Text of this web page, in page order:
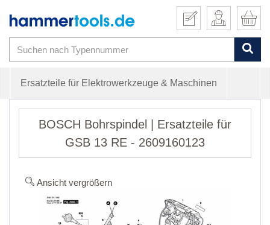
Ersatzteile für Elektrowerkzeuge & Maschinen
BOSCH Bohrspindel | Ersatzteile für
GSB 13 RE - 2609160123
Ansicht vergrößern